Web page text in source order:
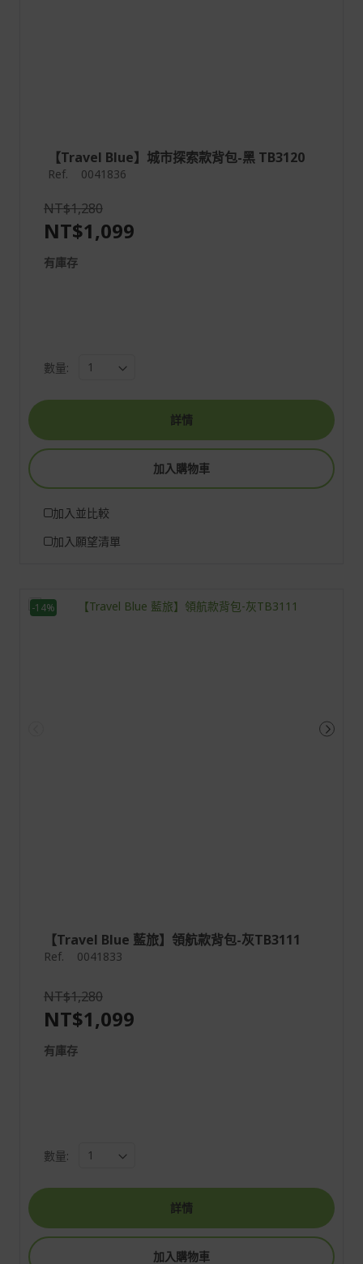
【Travel Blue】城市探索款背包-黑 TB3120
Ref. 0041836
NT$1,280
NT$1,099
有庫存
數量:
詳情
加入購物車
加入並比較
加入願望清單
-14%
【Travel Blue 藍旅】領航款背包-灰TB3111
Ref. 0041833
NT$1,280
NT$1,099
有庫存
數量:
詳情
加入購物車